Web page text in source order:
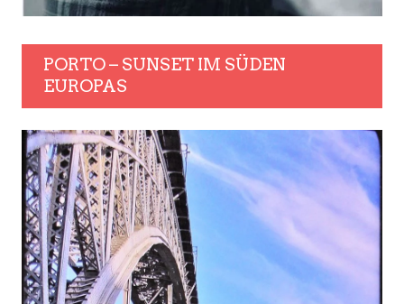
PORTO – SUNSET IM SÜDEN
EUROPAS